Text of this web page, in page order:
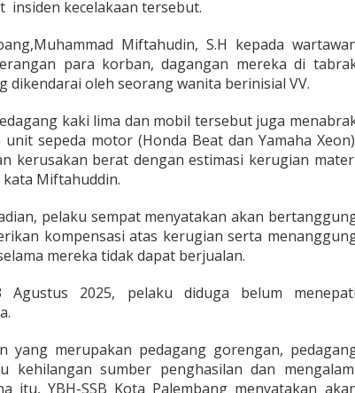
kecelakaan tersebut.
Miftahudin, S.H kepada
para korban, dagangan mereka di
dikendarai oleh seorang wanita berinisial VV.
kaki lima dan mobil tersebut juga
sepeda motor (Honda Beat dan Yamaha
kerusakan berat dengan estimasi kerugian
Miftahuddin.
pelaku sempat menyatakan akan
kompensasi atas kerugian serta
mereka tidak dapat berjualan.
2025, pelaku diduga belum menepati
yang merupakan pedagang gorengan,
kehilangan sumber penghasilan dan
itu, YBH-SSB Kota Palembang menyatakan